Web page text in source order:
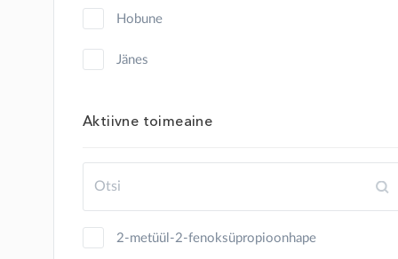
hobune
jänes
Aktiivne toimeaine
2-metüül-2-fenoksüpropioonhape